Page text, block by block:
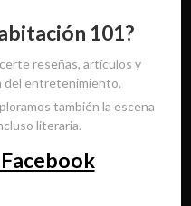
101?
reseñas, artículos y
del entretenimiento.
también la escena
literaria.